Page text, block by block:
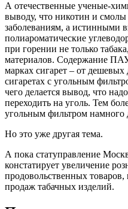
А отечественные ученые-
выводу, что никотин и
заболеваниям, а истинными
полиароматические
при горении не только
материалов. Содержание
марках сигарет – от
сигаретах с угольным
чего делается вывод, что
переходить на уголь. Тем
угольным фильтром намного
Но это уже другая тема.
А пока статуправление
констатирует увеличение
продовольственных товаров,
продаж табачных изделий.